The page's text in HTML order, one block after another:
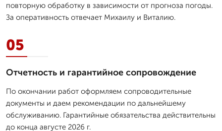
повторную обработку в зависимости от прогноза погоды.
За оперативность отвечает Михаилу и Виталию.
05
Отчетность и гарантийное сопровождение
По окончании работ оформляем сопроводительные
документы и даем рекомендации по дальнейшему
обслуживанию. Гарантийные обязательства действительны
до конца августе 2026 г.